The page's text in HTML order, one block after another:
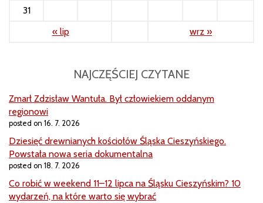
31
« lip
wrz »
NAJCZĘŚCIEJ CZYTANE
Zmarł Zdzisław Wantuła. Był człowiekiem oddanym
regionowi
posted on 16. 7. 2026
Dziesięć drewnianych kościołów Śląska Cieszyńskiego.
Powstała nowa seria dokumentalna
posted on 18. 7. 2026
Co robić w weekend 11–12 lipca na Śląsku Cieszyńskim? 10
wydarzeń, na które warto się wybrać